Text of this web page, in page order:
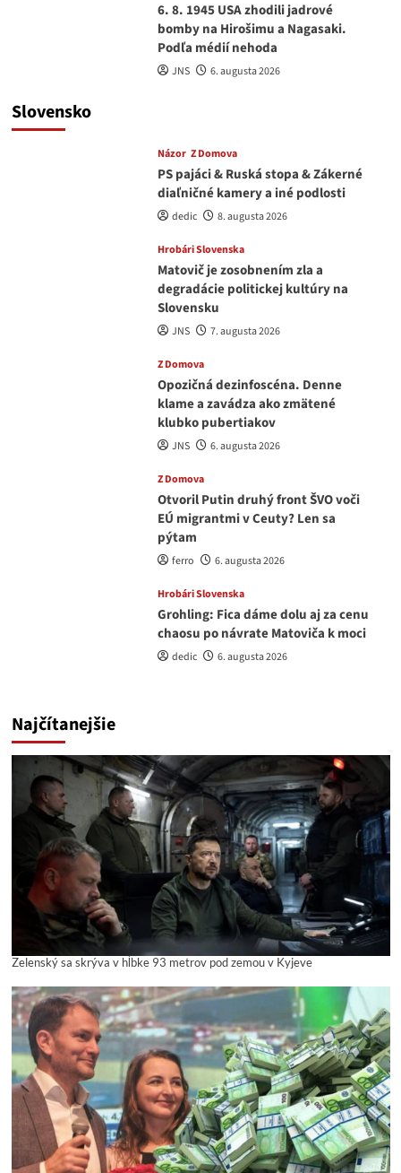
6. 8. 1945 USA zhodili jadrové
bomby na Hirošimu a Nagasaki.
Podľa médií nehoda
JNS 6. augusta 2026
Slovensko
Názor Z Domova
PS pajáci & Ruská stopa & Zákerné
diaľničné kamery a iné podlosti
dedic 8. augusta 2026
Hrobári Slovenska
Matovič je zosobnením zla a
degradácie politickej kultúry na
Slovensku
JNS 7. augusta 2026
Z Domova
Opozičná dezinfoscéna. Denne
klame a zavádza ako zmätené
klubko pubertiakov
JNS 6. augusta 2026
Z Domova
Otvoril Putin druhý front ŠVO voči
EÚ migrantmi v Ceuty? Len sa
pýtam
ferro 6. augusta 2026
Hrobári Slovenska
Grohling: Fica dáme dolu aj za cenu
chaosu po návrate Matoviča k moci
dedic 6. augusta 2026
Najčítanejšie
Zelenský sa skrýva v hĺbke 93 metrov pod zemou v Kyjeve